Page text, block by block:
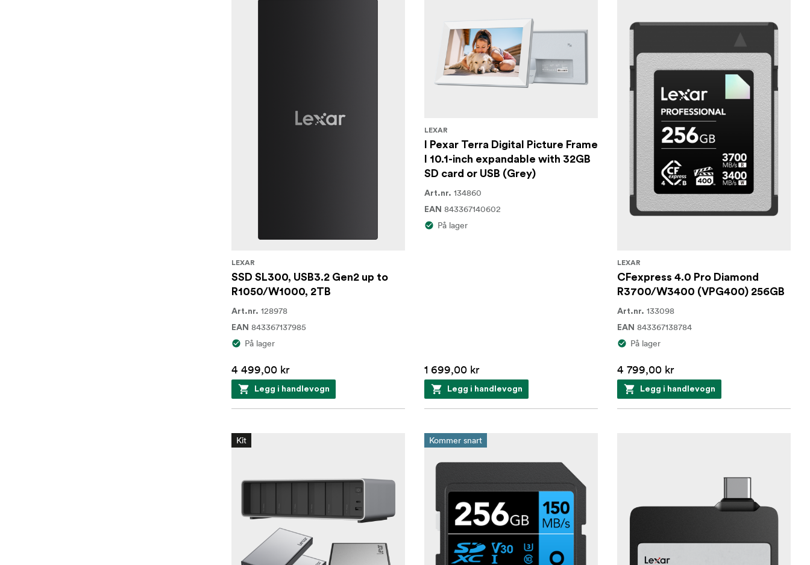
LEXAR
SSD SL300, USB3.2 Gen2 up to
R1050/W1000, 2TB
Art.nr. 128978
EAN 843367137985
På lager
4 499,00 kr
Legg i handlevogn
LEXAR
I Pexar Terra Digital Picture Frame
I 10.1-inch expandable with 32GB
SD card or USB (Grey)
Art.nr. 134860
EAN 843367140602
På lager
1 699,00 kr
Legg i handlevogn
LEXAR
CFexpress 4.0 Pro Diamond
R3700/W3400 (VPG400) 256GB
Art.nr. 133098
EAN 843367138784
På lager
4 799,00 kr
Legg i handlevogn
Kit Kommer snart